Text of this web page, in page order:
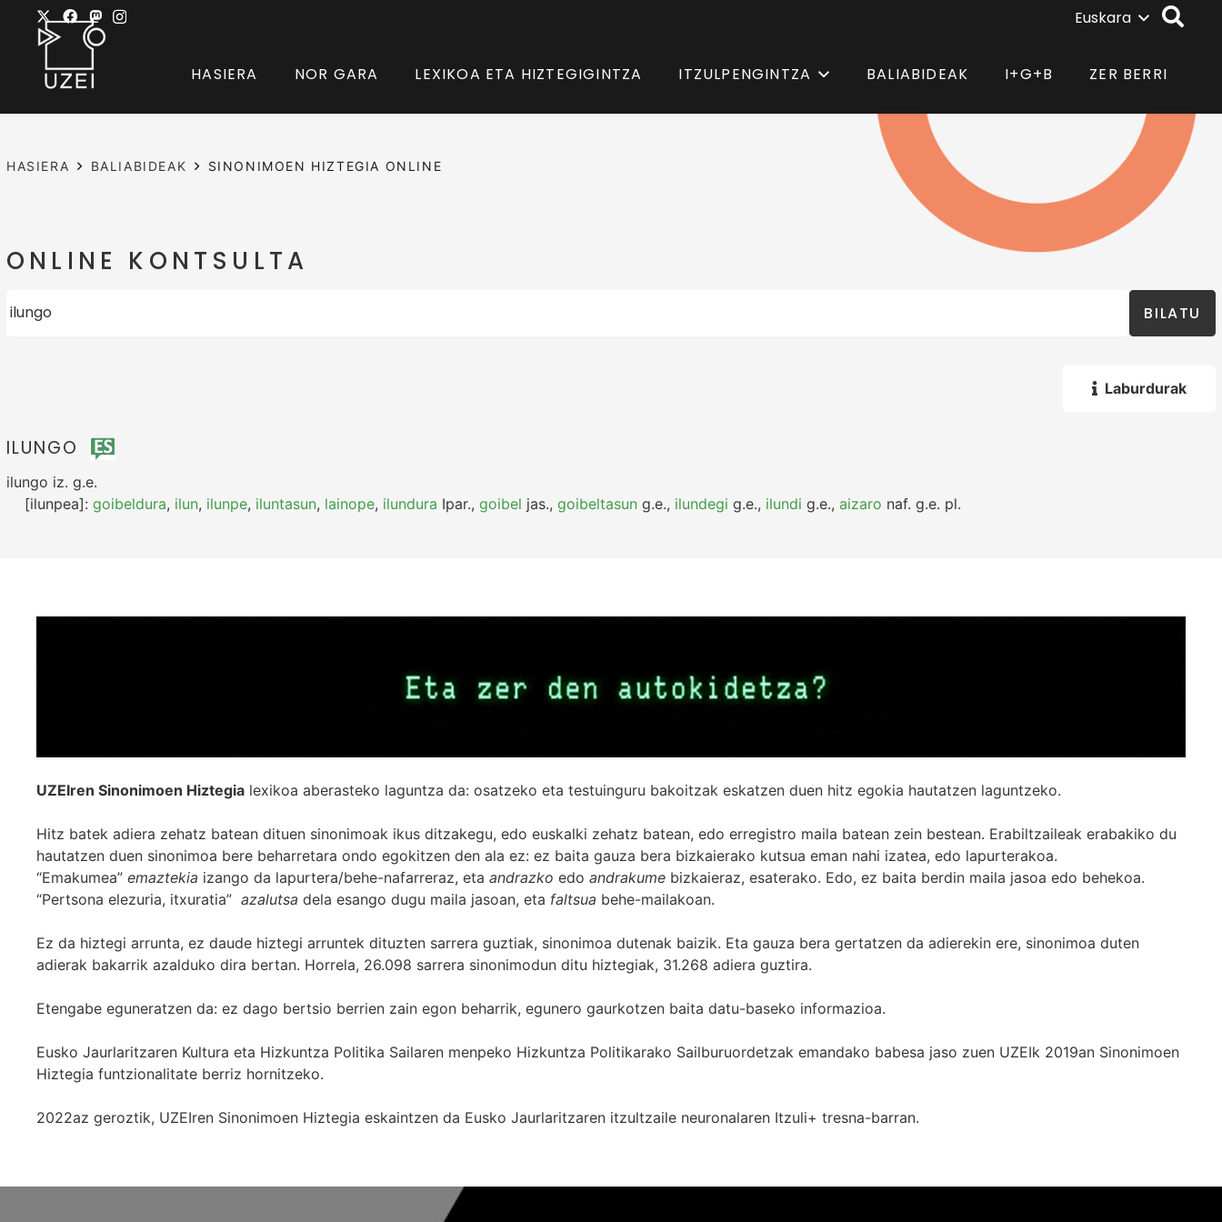
Euskara
HASIERA NOR GARA LEXIKOA ETA HIZTEGIGINTZA ITZULPENGINTZA BALIABIDEAK I+G+B ZER BERRI
HASIERA BALIABIDEAK SINONIMOEN HIZTEGIA ONLINE
ONLINE KONTSULTA
BILATU
Laburdurak
ILUNGO
ilungo iz. g.e.
[ilunpea]: goibeldura, ilun, ilunpe, iluntasun, lainope, ilundura Ipar., goibel jas., goibeltasun g.e., ilundegi g.e., ilundi g.e., aizaro naf. g.e. pl.
UZEIren Sinonimoen Hiztegia lexikoa aberasteko laguntza da: osatzeko eta testuinguru bakoitzak eskatzen duen hitz egokia hautatzen laguntzeko.
Hitz batek adiera zehatz batean dituen sinonimoak ikus ditzakegu, edo euskalki zehatz batean, edo erregistro maila batean zein bestean. Erabiltzaileak erabakiko du
hautatzen duen sinonimoa bere beharretara ondo egokitzen den ala ez: ez baita gauza bera bizkaierako kutsua eman nahi izatea, edo lapurterakoa.
“Emakumea” emaztekia izango da lapurtera/behe-nafarreraz, eta andrazko edo andrakume bizkaieraz, esaterako. Edo, ez baita berdin maila jasoa edo behekoa.
“Pertsona elezuria, itxuratia” azalutsa dela esango dugu maila jasoan, eta faltsua behe-mailakoan.
Ez da hiztegi arrunta, ez daude hiztegi arruntek dituzten sarrera guztiak, sinonimoa dutenak baizik. Eta gauza bera gertatzen da adierekin ere, sinonimoa duten
adierak bakarrik azalduko dira bertan. Horrela, 26.098 sarrera sinonimodun ditu hiztegiak, 31.268 adiera guztira.
Etengabe eguneratzen da: ez dago bertsio berrien zain egon beharrik, egunero gaurkotzen baita datu-baseko informazioa.
Eusko Jaurlaritzaren Kultura eta Hizkuntza Politika Sailaren menpeko Hizkuntza Politikarako Sailburuordetzak emandako babesa jaso zuen UZEIk 2019an Sinonimoen
Hiztegia funtzionalitate berriz hornitzeko.
2022az geroztik, UZEIren Sinonimoen Hiztegia eskaintzen da Eusko Jaurlaritzaren itzultzaile neuronalaren Itzuli+ tresna-barran.